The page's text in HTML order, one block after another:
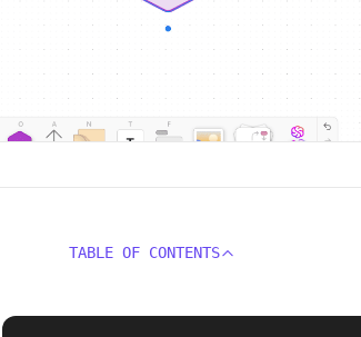
TABLE OF CONTENTS